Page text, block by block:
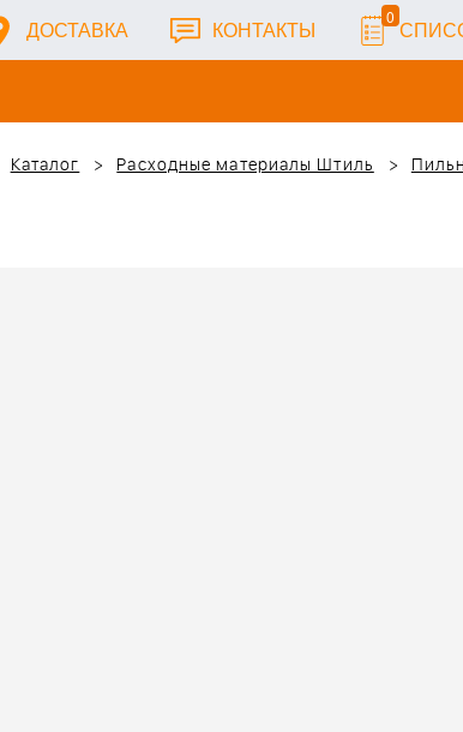
ДОСТАВКА КОНТАКТЫ 0
Каталог Расходные материалы Штиль